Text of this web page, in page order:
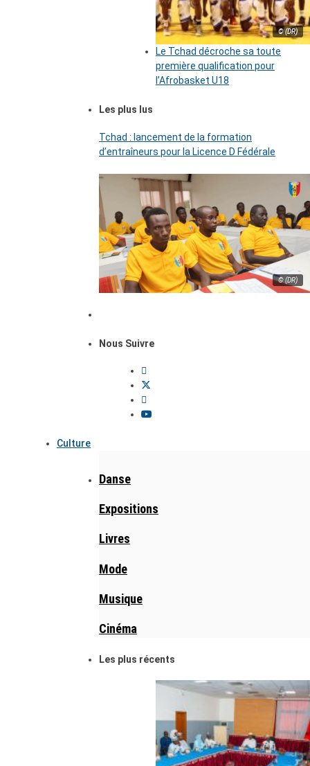
© (DR)
Le Tchad décroche sa toute
première qualification pour
l’Afrobasket U18
Les plus lus
Tchad : lancement de la formation
d’entraîneurs pour la Licence D Fédérale
© (DR)
Nous Suivre
Culture
Danse
Expositions
Livres
Mode
Musique
Cinéma
Les plus récents